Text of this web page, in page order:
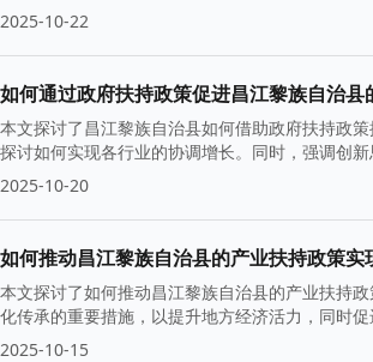
2025-10-22
如何通过政府扶持政策促进昌江黎族自治县
本文探讨了昌江黎族自治县如何借助政府扶持政
探讨如何实现各行业的协调增长。同时，强调创
2025-10-20
如何推动昌江黎族自治县的产业扶持政策实
本文探讨了如何推动昌江黎族自治县的产业扶持
化传承的重要措施，以提升地方经济活力，同时
2025-10-15